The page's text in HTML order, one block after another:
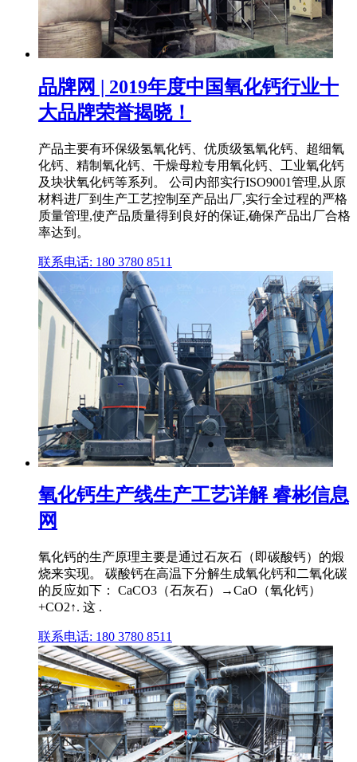
品牌网 | 2019年度中国氧化钙行业十
大品牌荣誉揭晓！
产品主要有环保级氢氧化钙、优质级氢氧化钙、超细氧
化钙、精制氧化钙、干燥母粒专用氧化钙、工业氧化钙
及块状氧化钙等系列。 公司内部实行ISO9001管理,从原
材料进厂到生产工艺控制至产品出厂,实行全过程的严格
质量管理,使产品质量得到良好的保证,确保产品出厂合格
率达到。
联系电话: 180 3780 8511
氧化钙生产线生产工艺详解 睿彬信息
网
氧化钙的生产原理主要是通过石灰石（即碳酸钙）的煅
烧来实现。 碳酸钙在高温下分解生成氧化钙和二氧化碳
的反应如下： CaCO3（石灰石）→CaO（氧化钙）
+CO2↑. 这 .
联系电话: 180 3780 8511